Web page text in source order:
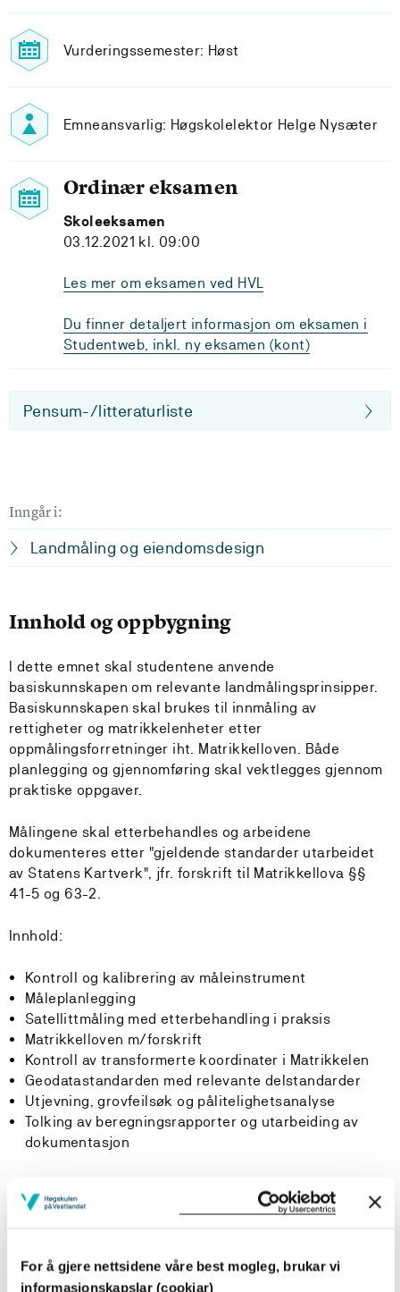
For å gjere nettsidene våre best mogleg, brukar vi
informasjonskapslar (cookiar)
Vurderingssemester: Høst
Emneansvarlig: Høgskolelektor Helge Nysæter
Ordinær eksamen
Skoleeksamen
03.12.2021 kl. 09:00
Les mer om eksamen ved HVL
Du finner detaljert informasjon om eksamen i
Studentweb, inkl. ny eksamen (kont)
Pensum-/litteraturliste
Inngår i:
Landmåling og eiendomsdesign
Innhold og oppbygning
I dette emnet skal studentene anvende
basiskunnskapen om relevante landmålingsprinsipper.
Basiskunnskapen skal brukes til innmåling av
rettigheter og matrikkelenheter etter
oppmålingsforretninger iht. Matrikkelloven. Både
planlegging og gjennomføring skal vektlegges gjennom
praktiske oppgaver.
Målingene skal etterbehandles og arbeidene
dokumenteres etter "gjeldende standarder utarbeidet
av Statens Kartverk", jfr. forskrift til Matrikkellova §§
41-5 og 63-2.
Innhold:
Kontroll og kalibrering av måleinstrument
Måleplanlegging
Satellittmåling med etterbehandling i praksis
Matrikkelloven m/forskrift
Kontroll av transformerte koordinater i Matrikkelen
Geodatastandarden med relevante delstandarder
Utjevning, grovfeilsøk og pålitelighetsanalyse
Tolking av beregningsrapporter og utarbeiding av
dokumentasjon
Læringsutbytte
redegjøre for hovedprinsippene og feilkildene ved